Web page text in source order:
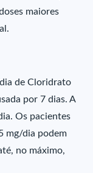
maiores
de Cloridrato
por 7 dias. A
Os pacientes
mg/dia podem
no máximo,